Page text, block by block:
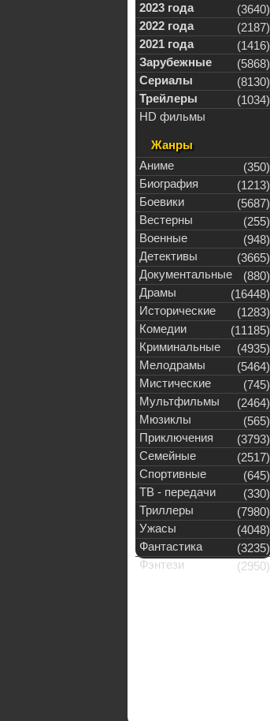
2023 года
(3640)
2022 года
(2187)
2021 года
(1416)
Зарубежные
(5868)
Сериалы
(8130)
Трейлеры
(1034)
HD фильмы
Жанры
Аниме
(350)
Биография
(1213)
Боевики
(5687)
Вестерны
(255)
Военные
(948)
Детективы
(3665)
Документальные
(880)
Драмы
(16448)
Исторические
(1283)
Комедии
(11185)
Криминальные
(4935)
Мелодрамы
(5464)
Мистические
(745)
Мультфильмы
(2464)
Мюзиклы
(565)
Приключения
(3793)
Семейные
(2517)
Спортивные
(645)
ТВ - передачи
(330)
Триллеры
(7980)
Ужасы
(4048)
Фантастика
(3235)
Фэнтези
(2950)